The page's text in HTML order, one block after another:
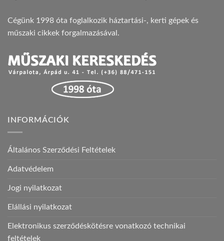
Cégünk 1998 óta foglalkozik háztartási-, kerti gépek és
műszaki cikkek forgalmazásával.
INFORMÁCIÓK
Általános Szerződési Feltételek
Adatvédelem
Jogi nyilatkozat
Elállási nyilatkozat
Elektronikus szerződéskötésre vonatkozó technikai
feltételek